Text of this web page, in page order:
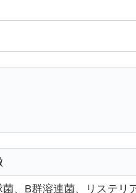
菌、B群溶連菌、リステリ